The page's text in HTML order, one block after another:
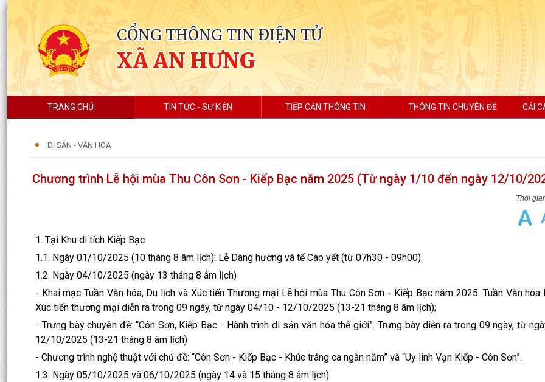
CỔNG THÔNG TIN ĐIỆN TỬ
XÃ AN HƯNG
TRANG CHỦ TIN TỨC - SỰ KIỆN TIẾP CẬN THÔNG TIN THÔNG TIN CHUYÊN ĐỀ CẢI
DI SẢN - VĂN HÓA
Chương trình Lễ hội mùa Thu Côn Sơn - Kiếp Bạc năm 2025 (Từ ngày 1/10 đến ngày 12/10/
1. Tại Khu di tích Kiếp Bạc
1.1. Ngày 01/10/2025 (10 tháng 8 âm lịch): Lễ Dâng hương và tế Cáo yết (từ 07h30 - 09h00).
1.2. Ngày 04/10/2025 (ngày 13 tháng 8 âm lịch)
- Khai mạc Tuần Văn hóa, Du lịch và Xúc tiến Thương mại Lễ hội mùa Thu Côn Sơn - Kiếp Bạc năm 2025. Tuần Văn hóa
Xúc tiến thương mại diễn ra trong 09 ngày, từ ngày 04/10 - 12/10/2025 (13-21 tháng 8 âm lịch);
- Trưng bày chuyên đề: “Côn Sơn, Kiếp Bạc - Hành trình di sản văn hóa thế giới”. Trưng bày diễn ra trong 09 ngày, từ
12/10/2025 (13-21 tháng 8 âm lịch)
- Chương trình nghệ thuật với chủ đề: “Côn Sơn - Kiếp Bạc - Khúc tráng ca ngàn năm” và “Uy linh Vạn Kiếp - Côn Sơn”.
1.3. Ngày 05/10/2025 và 06/10/2025 (ngày 14 và 15 tháng 8 âm lịch)